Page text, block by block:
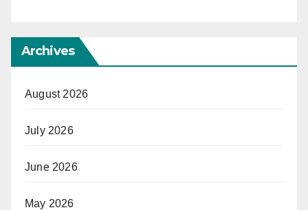
Archives
August 2026
July 2026
June 2026
May 2026